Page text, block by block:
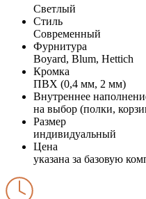
Светлый
Стиль
Современный
Фурнитура
Boyard, Blum, Hettich
Кромка
ПВХ (0,4 мм, 2 мм)
Внутреннее
на выбор (полки,
Размер
индивидуальный
Цена
указана за базовую